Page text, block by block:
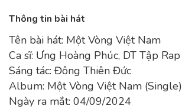
Thông tin bài hát
Tên bài hát: Một Vòng Việt Nam
Ca sĩ: Ưng Hoàng Phúc, DT Tập Rap
Sáng tác: Đông Thiên Đức
Album: Một Vòng Việt Nam (Single)
Ngày ra mắt: 04/09/2024